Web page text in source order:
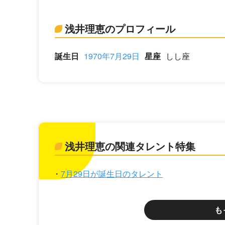
浅井理恵のプロフィール
誕生日 1970年7月29日 星座 しし座
浅井理恵の関連タレント特集
7月29日が誕生日のタレント